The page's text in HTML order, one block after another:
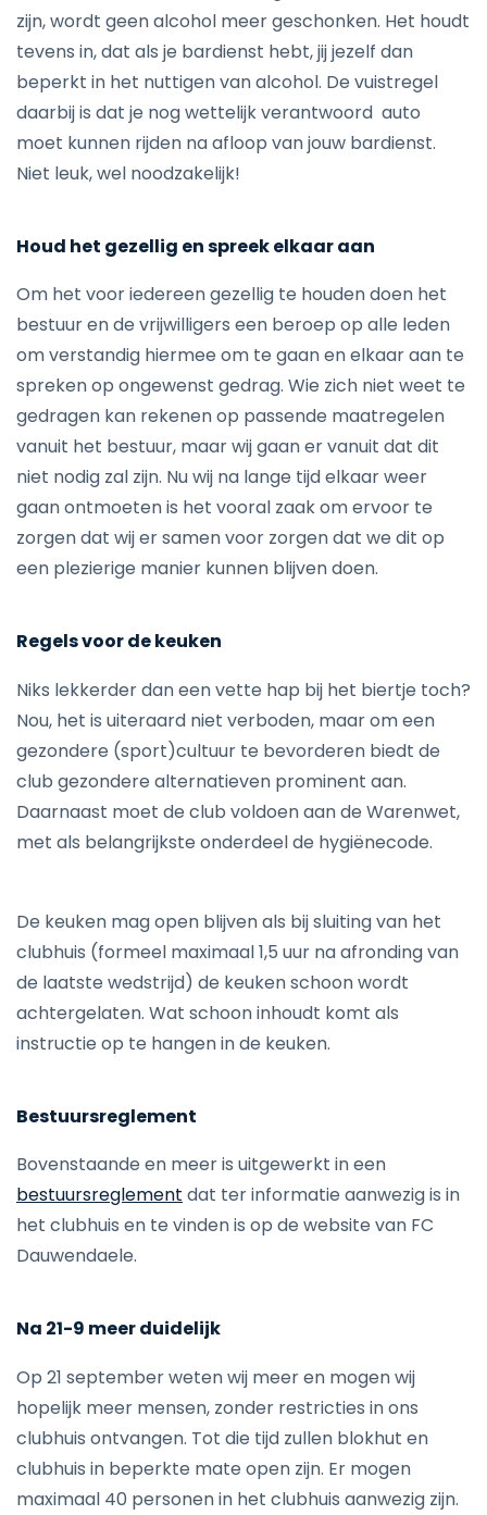
zijn, wordt geen alcohol meer geschonken. Het houdt
tevens in, dat als je bardienst hebt, jij jezelf dan
beperkt in het nuttigen van alcohol. De vuistregel
daarbij is dat je nog wettelijk verantwoord auto
moet kunnen rijden na afloop van jouw bardienst.
Niet leuk, wel noodzakelijk!
Houd het gezellig en spreek elkaar aan
Om het voor iedereen gezellig te houden doen het
bestuur en de vrijwilligers een beroep op alle leden
om verstandig hiermee om te gaan en elkaar aan te
spreken op ongewenst gedrag. Wie zich niet weet te
gedragen kan rekenen op passende maatregelen
vanuit het bestuur, maar wij gaan er vanuit dat dit
niet nodig zal zijn. Nu wij na lange tijd elkaar weer
gaan ontmoeten is het vooral zaak om ervoor te
zorgen dat wij er samen voor zorgen dat we dit op
een plezierige manier kunnen blijven doen.
Regels voor de keuken
Niks lekkerder dan een vette hap bij het biertje toch?
Nou, het is uiteraard niet verboden, maar om een
gezondere (sport)cultuur te bevorderen biedt de
club gezondere alternatieven prominent aan.
Daarnaast moet de club voldoen aan de Warenwet,
met als belangrijkste onderdeel de hygiënecode.
De keuken mag open blijven als bij sluiting van het
clubhuis (formeel maximaal 1,5 uur na afronding van
de laatste wedstrijd) de keuken schoon wordt
achtergelaten. Wat schoon inhoudt komt als
instructie op te hangen in de keuken.
Bestuursreglement
Bovenstaande en meer is uitgewerkt in een
bestuursreglement dat ter informatie aanwezig is in
het clubhuis en te vinden is op de website van FC
Dauwendaele.
Na 21-9 meer duidelijk
Op 21 september weten wij meer en mogen wij
hopelijk meer mensen, zonder restricties in ons
clubhuis ontvangen. Tot die tijd zullen blokhut en
clubhuis in beperkte mate open zijn. Er mogen
maximaal 40 personen in het clubhuis aanwezig zijn.